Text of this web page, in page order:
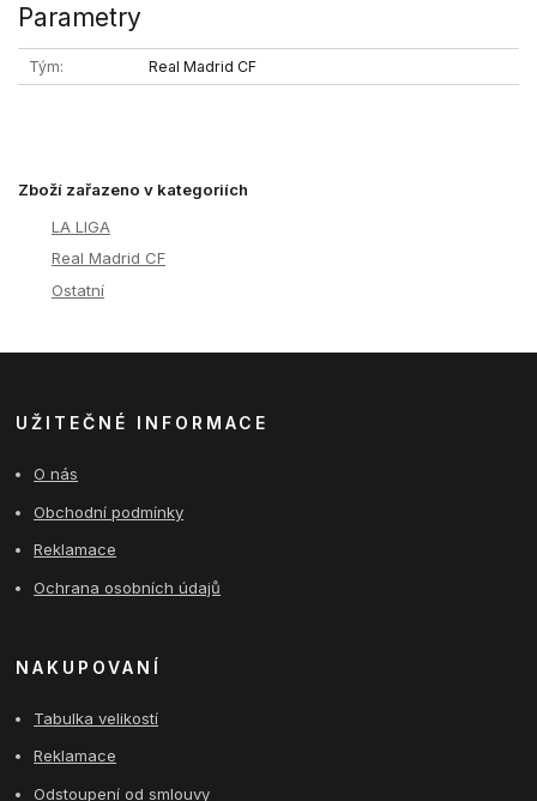
Parametry
Tým Real Madrid CF
Zboží zařazeno v kategoriích
LA LIGA
Real Madrid CF
Ostatní
UŽITEČNÉ INFORMACE
O nás
Obchodní podmínky
Reklamace
Ochrana osobních údajů
NAKUPOVANÍ
Tabulka velikostí
Reklamace
Odstoupení od smlouvy